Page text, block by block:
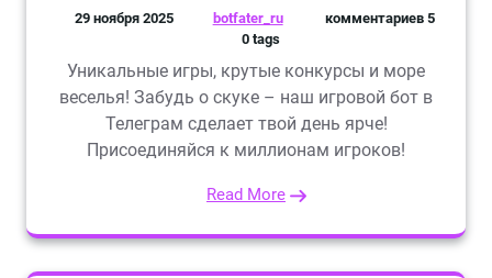
29 ноября 2025 botfater_ru
комментариев 5
0 tags
Уникальные игры, крутые конкурсы и море
веселья! Забудь о скуке – наш игровой бот в
Телеграм сделает твой день ярче!
Присоединяйся к миллионам игроков!
Read More